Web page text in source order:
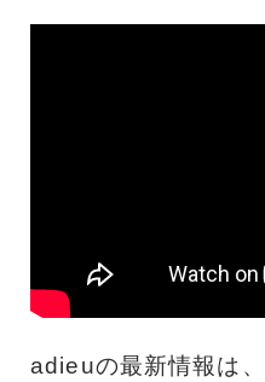
adieuの最新情報は、